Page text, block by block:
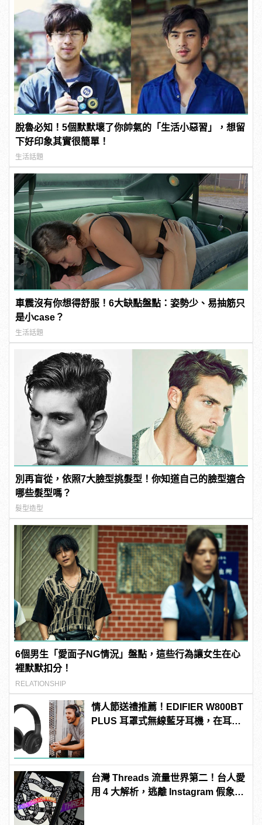
脫魯必知！5個默默壞了你帥氣的「生活小惡習」，想留
下好印象其實很簡單！
生活話題
車震沒有你想得舒服！6大缺點盤點：姿勢少、易抽筋只
是小case？
生活話題
別再盲從，依照7大臉型挑髮型！你知道自己的臉型適合
哪些髮型嗎？
髮型造型
6個男生「愛面子NG情況」盤點，這些行為讓女生在心
裡默默扣分！
RELATIONSHIP
情人節送禮推薦！EDIFIER W800BT
PLUS 耳罩式無線藍牙耳機，在耳邊
台灣 Threads 流量世界第二！台人愛
用 4 大解析，逃離 Instagram 假象的